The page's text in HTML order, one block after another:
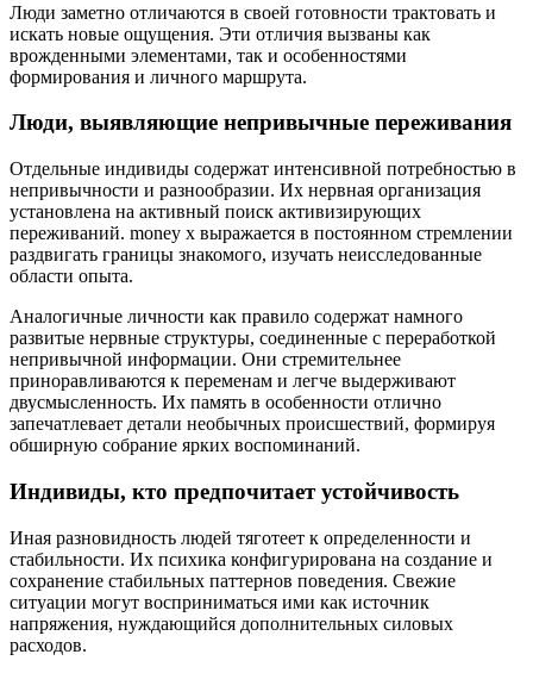
Люди заметно отличаются в своей готовности трактовать и
искать новые ощущения. Эти отличия вызваны как
врожденными элементами, так и особенностями
формирования и личного маршрута.
Люди, выявляющие непривычные переживания
Отдельные индивиды содержат интенсивной потребностью в
непривычности и разнообразии. Их нервная организация
установлена на активный поиск активизирующих
переживаний. money x выражается в постоянном стремлении
раздвигать границы знакомого, изучать неисследованные
области опыта.
Аналогичные личности как правило содержат намного
развитые нервные структуры, соединенные с переработкой
непривычной информации. Они стремительнее
приноравливаются к переменам и легче выдерживают
двусмысленность. Их память в особенности отлично
запечатлевает детали необычных происшествий, формируя
обширную собрание ярких воспоминаний.
Индивиды, кто предпочитает устойчивость
Иная разновидность людей тяготеет к определенности и
стабильности. Их психика конфигурирована на создание и
сохранение стабильных паттернов поведения. Свежие
ситуации могут восприниматься ими как источник
напряжения, нуждающийся дополнительных силовых
расходов.